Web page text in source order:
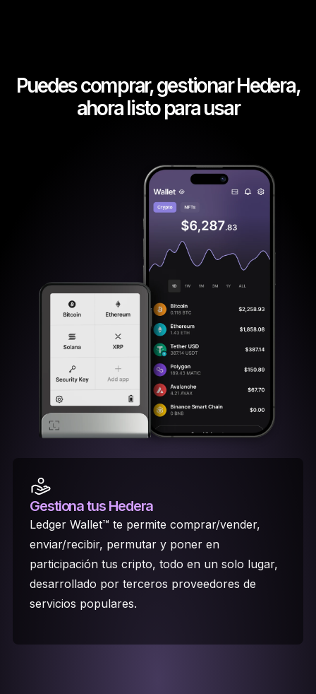
Puedes comprar, gestionar Hedera,
ahora listo para usar
Gestiona tus Hedera
Ledger Wallet™ te permite comprar/vender,
enviar/recibir, permutar y poner en
participación tus cripto, todo en un solo lugar,
desarrollado por terceros proveedores de
servicios populares.